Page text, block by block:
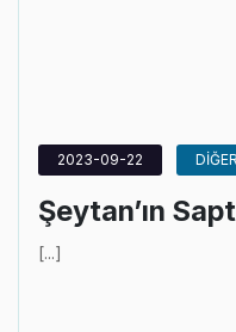
2023-09-22
Şeytan’ın
[...]